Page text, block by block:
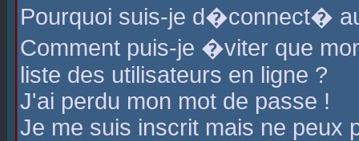
Pourquoi suis-je d�connect�
Comment puis-je �viter que
liste des utilisateurs en ligne ?
J'ai perdu mon mot de passe !
Je me suis inscrit mais ne peux